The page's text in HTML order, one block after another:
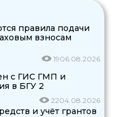
правила подачи
взносам
1906.08.2026
с ГИС ГМП и
в БГУ 2
2204.08.2026
и учёт грантов